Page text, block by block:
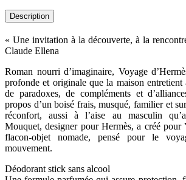
Description
« Une invitation à la découverte, à la
Claude Ellena
Roman nourri d’imaginaire, Voyage
profonde et originale que la maison entretient
de paradoxes, de compléments et
propos d’un boisé frais, musqué, familier et
réconfort, aussi à l’aise au masculin
Mouquet, designer pour Hermès, a créé pour
flacon-objet nomade, pensé pour le
mouvement.
Déodorant stick sans alcool